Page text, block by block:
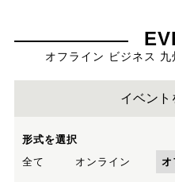
オフライン ビジネス
イベント
形式を選択
全て
オンライン オ